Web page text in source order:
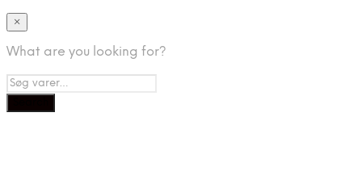
×
What are you looking for?